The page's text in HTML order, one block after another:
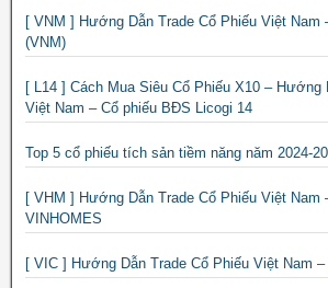
[ VNM ] Hướng Dẫn Trade Cổ Phiếu Việt Nam
(VNM)
[ L14 ] Cách Mua Siêu Cổ Phiếu X10 – Hướng Dẫn Trade Cổ Phiếu
Việt Nam – Cổ phiếu BĐS Licogi 14
Top 5 cổ phiếu tích sản tiềm năng năm 2024-
[ VHM ] Hướng Dẫn Trade Cổ Phiếu Việt Nam
VINHOMES
[ VIC ] Hướng Dẫn Trade Cổ Phiếu Việt Nam